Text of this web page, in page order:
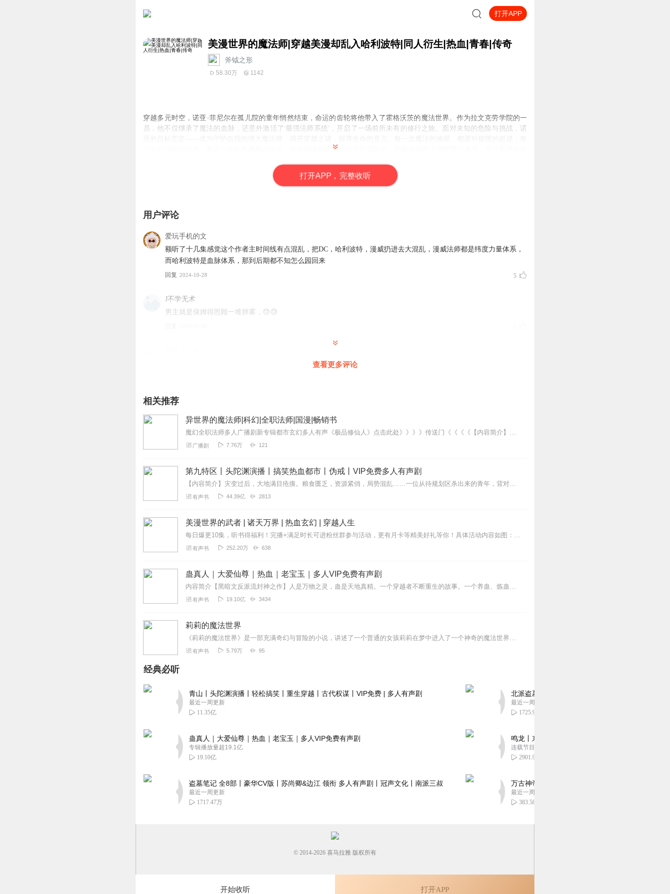
打开APP
美漫世界的魔法师|穿越美漫却乱入哈利波特|同人衍生|热血|青春|传奇
斧钺之形
58.30万 1142
穿越多元时空，诺亚·菲尼尔在孤儿院的童年悄然结束，命运的齿轮将他带入了霍格沃茨的魔法世界。作为拉文克劳学院的一
员，他不仅继承了魔法的血脉，还意外激活了‘最强法师系统’，开启了一场前所未有的修行之旅。面对未知的危险与挑战，诺
一次与强敌的对决，都是一场热血沸腾的战斗。在这场跨越现实与幻想的冒险中，诺亚将如何运用智慧与勇气，揭开世界的秘
打开APP，完整收听
用户评论
爱玩手机的文
额听了十几集感觉这个作者主时间线有点混乱，把DC，哈利波特，漫威扔进去大混乱，漫威法师都是纬度力量体系，
而哈利波特是血脉体系，那到后期都不知怎么园回来
回复 2024-10-28 5
J不学无术
男主就是保姆得照顾一堆肺雾，😓😓
听友371107880
最墨迹的小说，九成都是旁白，还是众人都知道的剧情，各种角色动作（摇头 摊手）占了很多字，太想吐槽，怪不得
见到过最低评价分低
xxxx1234567
小说的情节还不错，但是主播能不能多找几个男声
天元落子
一般很一般剧情，逻辑也不清晰
听友77900241
情节紧凑吸引人，主播感情充沛，有很强的带入感，后期做的听起来舒适、有画面感。好评好评，快更快更啊。
YQ十二
玥伶繁星
剧情很有趣，非常喜欢这个故事，喜马拉雅出品的故事，都非常的喜欢，非常喜欢这种漫改有声剧，主播讲的非常
好，让人完全沉迷其中，情节环环相扣，制作也很精良，主播讲述的画面感很强，哈哈，很精彩呢！！！
2024-08-28 1
闪闪最大
😍真的超好听，cv们录的好棒哦，每一个人物出场都惊艳，后期配乐也是符合情节的鲜活搞笑！听的人欲罢不能！收
藏～订阅～追更！👏🏻👏🏻👏🏻
查看更多评论
相关推荐
异世界的魔法师|科幻|全职法师|国漫|畅销书
魔幻全职法师多人广播剧新专辑都市玄幻多人有声《极品修仙人》点击此处》》》》传送门《《《《【内容简介】一脚踏入校园，裤子拉链开了，另外一脚踏入校园，得到了变态的名...
广播剧 7.76万 121
第九特区丨头陀渊演播丨搞笑热血都市丨伪戒丨VIP免费多人有声剧
【内容简介】灾变过后，大地满目疮痍。粮食匮乏，资源紧俏，局势混乱……一位从待规划区杀出来的青年，背对着漫天黄沙，孤身来到九区谋生，却不曾想偶然结识三五好友，一念...
有声书 44.39亿 2813
美漫世界的武者 | 诸天万界 | 热血玄幻 | 穿越人生
每日爆更10集，听书得福利！完播+满足时长可进粉丝群参与活动，更有月卡等精美好礼等你！具体活动内容如图：沈浩跑步摔了一跤，就穿越到了二战时期，成为了美国队长的战...
有声书 252.20万 638
蛊真人｜大爱仙尊｜热血｜老宝玉｜多人VIP免费有声剧
内容简介【黑暗文反派流封神之作】人是万物之灵，蛊是天地真精。一个穿越者不断重生的故事。一个养蛊、炼蛊、用蛊的奇特世界。配音组（男角色）老宝玉旁白...
有声书 19.10亿 3434
莉莉的魔法世界
《莉莉的魔法世界》是一部充满奇幻与冒险的小说，讲述了一个普通的女孩莉莉在梦中进入了一个神奇的魔法世界——艾尔法大陆。在这个充满魔法、神秘生物和古代遗迹的世界里，...
有声书 5.79万 95
经典必听
青山丨头陀渊演播丨轻松搞笑丨重生穿越丨古代权谋丨VIP免费 | 多人有声剧
最近一周更新
11.35亿
蛊真人｜大爱仙尊｜热血｜老宝玉｜多人VIP免费有声剧
专辑播放量超19.1亿
19.10亿
盗墓笔记 全8部丨豪华CV版丨苏尚卿&边江 领衔 多人有声剧丨冠声文化丨南派三叔
最近一周更新
1717.47万
北派盗墓笔记丨头陀渊出品丨悬疑灵异丨摸金校尉
最近一周更新
1725.98万
鸣龙丨东方玄幻丨紫襟团队丨轻松搞笑丨多人有声
连载节目超五百集
2901.95万
万古神帝丨玄幻丨热血丨紫襟团队演播丨多人有声
最近一周更新
383.58万
开始收听 打开APP
© 2014-2026 喜马拉雅 版权所有